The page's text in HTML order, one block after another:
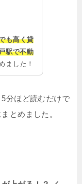
も高く貸
駅で不動
ました！
分ほど読むだけで
とめました。